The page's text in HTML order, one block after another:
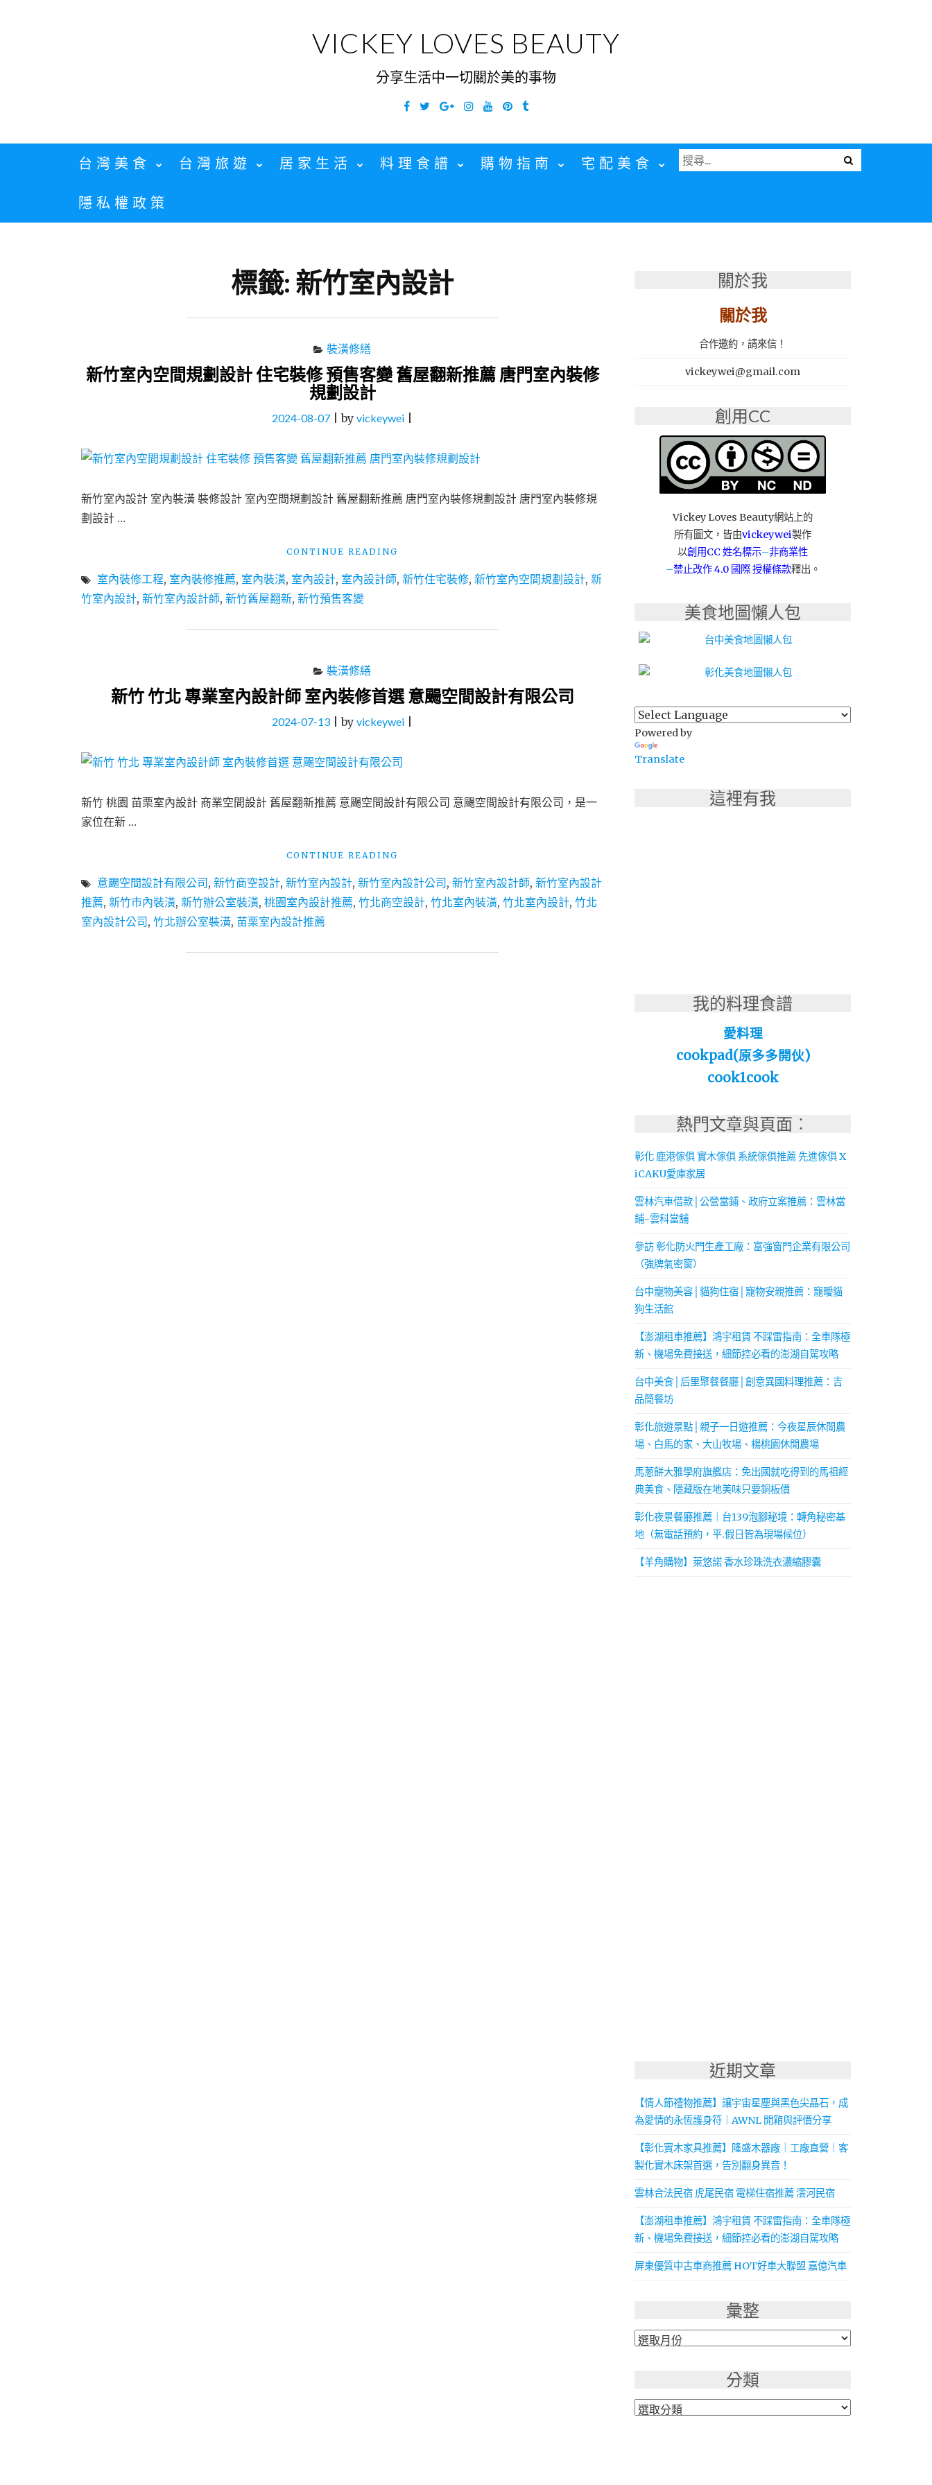
VICKEY LOVES BEAUTY
分享生活中一切關於美的事物
Facebook
TwitterGoogleInstagramYouTubePinterest
Tumblr
台灣美食 台灣旅遊 居家生活 料理食譜 購物指南 宅配美食
隱私權政策
Menu
搜
尋
標籤: 新竹室內設計
裝潢修繕
新竹室內空間規劃設計 住宅裝修 預售客變 舊屋翻新推薦 唐門室內裝修
規劃設計
2024-08-07 |by vickeywei
新竹室內設計 室內裝潢 裝修設計 室內空間規劃設計 舊屋翻新推薦 唐門室內裝修規劃設計 唐門室內裝修規
劃設計 …
CONTINUE READING
室
住
裝
預
售
變
薦
唐
室內裝修工程, 室內裝修推薦, 室內裝潢, 室內設計, 室內設計師, 新竹住宅裝修, 新竹室內空間規劃設計, 新
竹室內設計, 新竹室內設計師, 新竹舊屋翻新, 新竹預售客變
裝潢修繕
新竹 竹北 專業室內設計師 室內裝修首選 意颺空間設計有限公司
2024-07-13 |by vickeywei
新竹 桃園 苗栗室內設計 商業空間設計 舊屋翻新推薦 意颺空間設計有限公司 意颺空間設計有限公司，是一
家位在新 …
CONTINUE READING
竹
北
意颺空間設計有限公司, 新竹商空設計, 新竹室內設計, 新竹室內設計公司, 新竹室內設計師, 新竹室內設計
推薦, 新竹市內裝潢, 新竹辦公室裝潢, 桃園室內設計推薦, 竹北商空設計, 竹北室內裝潢, 竹北室內設計, 竹北
室內設計公司, 竹北辦公室裝潢, 苗栗室內設計推薦
關於我
關於我
合作邀約，請來信！
vickeywei@gmail.com
創用CC
Vickey Loves Beauty網站上的
所有圖文，皆由vickeywei製作
以創用CC 姓名標示–非商業性
–禁止改作4.0 國際 授權條款釋出。
美食地圖懶人包
Powered by
Translate
這裡有我
我的料理食譜
愛料理
cookpad(原多多開伙)
cook1cook
熱門文章與頁面︰
彰化 鹿港傢俱 實木傢俱 系統傢俱推薦 先進傢俱 X
iCAKU愛庫家居
雲林汽車借款│公營當鋪、政府立案推薦：雲林當
鋪-雲科當舖
參訪 彰化防火門生產工廠：富強窗門企業有限公司
（強牌氣密窗）
台中寵物美容│貓狗住宿│寵物安親推薦：寵曖貓
狗生活館
【澎湖租車推薦】鴻宇租賃 不踩雷指南：全車隊極
新、機場免費接送，細節控必看的澎湖自駕攻略
台中美食│后里聚餐餐廳│創意異國料理推薦：吉
品簡餐坊
彰化旅遊景點│親子一日遊推薦：今夜星辰休閒農
場、白馬的家、大山牧場、楊桃園休閒農場
馬蔥餅大雅學府旗艦店：免出國就吃得到的馬祖經
典美食、隱藏版在地美味只要銅板價
彰化夜景餐廳推薦｜台139泡腳秘境：轉角秘密基
地（無電話預約，平.假日皆為現場候位）
【羊角購物】萊悠諾 香水珍珠洗衣濃縮膠囊
近期文章
【情人節禮物推薦】讓宇宙星塵與黑色尖晶石，成
為愛情的永恆護身符｜AWNL 開箱與評價分享
【彰化實木家具推薦】隆盛木器廠｜工廠直營｜客
製化實木床架首選，告別翻身異音！
雲林合法民宿 虎尾民宿 電梯住宿推薦 澐河民宿
【澎湖租車推薦】鴻宇租賃 不踩雷指南：全車隊極
新、機場免費接送，細節控必看的澎湖自駕攻略
屏東優質中古車商推薦 HOT好車大聯盟 嘉億汽車
彙整
彙
分類
分